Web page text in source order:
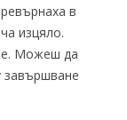
в
изцяло.
Можеш да
завършване